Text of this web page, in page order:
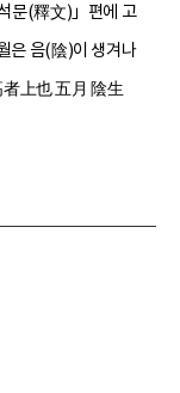
문(釋文)」편에 고
은 음(陰)이 생겨나
者上也 五月 陰生